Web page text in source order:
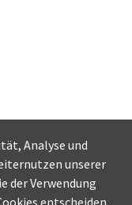
Analyse und
unserer
der Verwendung